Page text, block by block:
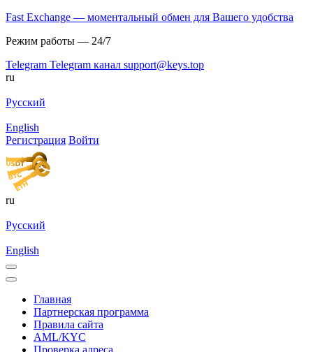
Fast Exchange — моментальный обмен для Вашего удобства
Режим работы — 24/7
Telegram Telegram канал support@keys.top
ru
Русский
English
Регистрация Войти
ru
Русский
English
Главная
Партнерская программа
Правила сайта
AML/KYC
Проверка адреса